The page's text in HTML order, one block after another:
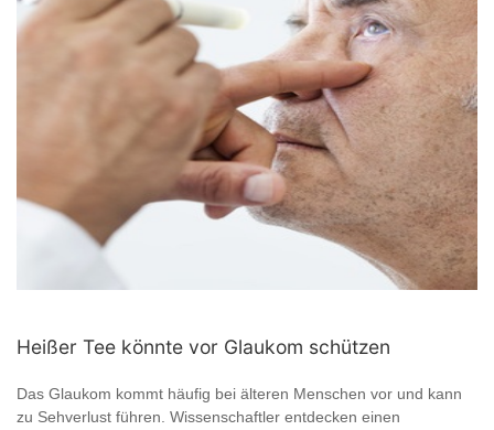
Heißer Tee könnte vor Glaukom schützen
Das Glaukom kommt häufig bei älteren Menschen vor und kann
zu Sehverlust führen. Wissenschaftler entdecken einen